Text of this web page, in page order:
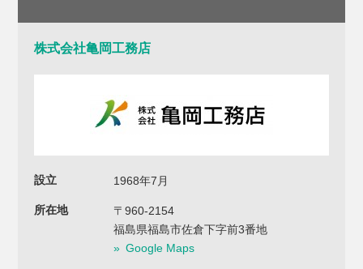
株式会社亀岡工務店
設立 1968年7月
所在地
〒960-2154
福島県福島市佐倉下字前3番地
Google Maps